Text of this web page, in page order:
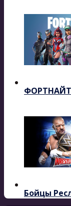
Бойцы